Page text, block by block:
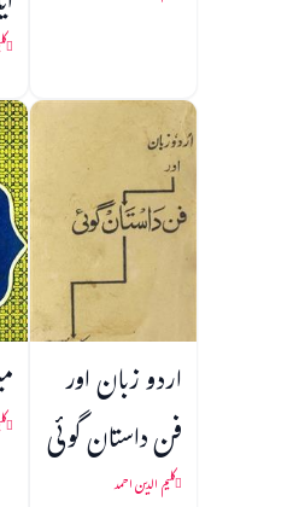
اردو زبان اور
فن داستان گوئی
کلیم الدین احمد